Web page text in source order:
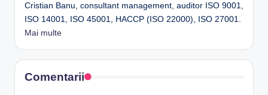
Cristian Banu, consultant management, auditor ISO 9001,
ISO 14001, ISO 45001, HACCP (ISO 22000), ISO 27001.
Mai multe
Comentarii